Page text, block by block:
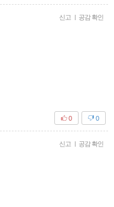
신고 | 공감 확인
0
0
신고 | 공감 확인